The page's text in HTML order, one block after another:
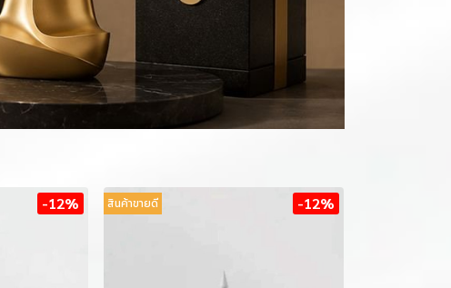
-12% สินค้าขายดี -12%